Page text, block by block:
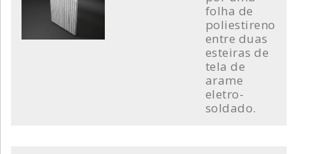
folha de
poliestireno
entre duas
esteiras de
tela de
arame
eletro-
soldado.